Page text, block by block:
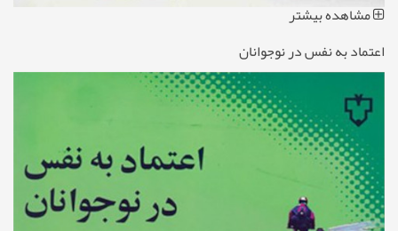
مشاهده بیشتر
اعتماد به نفس در نوجوانان